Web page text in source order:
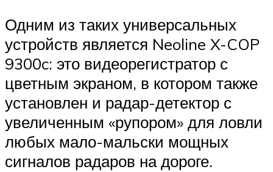
Одним из таких универсальных
устройств является Neoline X-COP
9300c: это видеорегистратор с
цветным экраном, в котором также
установлен и радар-детектор с
увеличенным «рупором» для ловли
любых мало-мальски мощных
сигналов радаров на дороге.